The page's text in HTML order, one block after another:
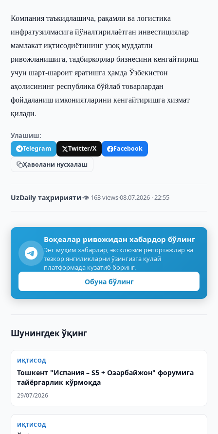
Компания таъкидлашича, рақамли ва логистика
инфратузилмасига йўналтирилаётган инвестициялар
мамлакат иқтисодиётининг узоқ муддатли
ривожланишига, тадбиркорлар бизнесини кенгайтириш
учун шарт-шароит яратишга ҳамда Ўзбекистон
аҳолисининг республика бўйлаб товарлардан
фойдаланиш имкониятларини кенгайтиришга хизмат
қилади.
Улашиш:
Telegram Twitter/X
Facebook
Ҳаволани нусхалаш
UzDaily таҳририяти·👁 163 views·08.07.2026 · 22:55
Воқеалар ривожидан хабардор бўлинг
Энг муҳим хабарлар, эксклюзив репортажлар ва
тезкор янгиликларни ўзингизга қулай
платформада кузатиб боринг.
Обуна бўлинг
Шунингдек ўқинг
ИҚТИСОД
Тошкент "Испания – S5 + Озарбайжон" форумига
тайёргарлик кўрмоқда
29/07/2026
ИҚТИСОД